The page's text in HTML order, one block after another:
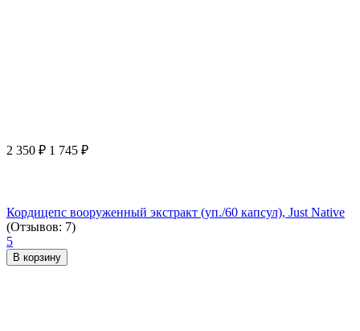
2 350 ₽ 1 745 ₽
Кордицепс вооруженный экстракт (уп./60 капсул), Just Native
(Отзывов: 7)
5
В корзину